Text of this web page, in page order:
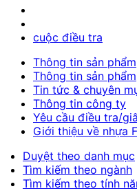
cuộc điều tra
Thông tin sản phẩm
Thông tin sản phẩm
Tin tức & chuyên
Thông tin công ty
Yêu cầu điều tra/
Giới thiệu về nhựa
Duyệt theo danh mục
Tìm kiếm theo ngành
Tìm kiếm theo tính